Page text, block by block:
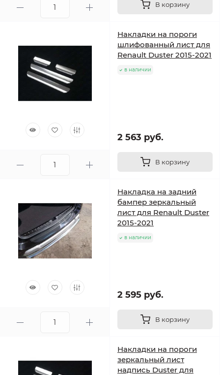
В корзину
Накладки на пороги
шлифованный лист для
Renault Duster 2015-2021
в наличии
2 563 руб.
В корзину
Накладка на задний
бампер зеркальный
лист для Renault Duster
2015-2021
в наличии
2 595 руб.
В корзину
Накладки на пороги
зеркальный лист
надпись Duster для